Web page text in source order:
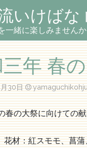
いけばな
一緒に楽しみませんか
年 春
30日
春の大祭に向けての
材：紅スモモ、菖蒲